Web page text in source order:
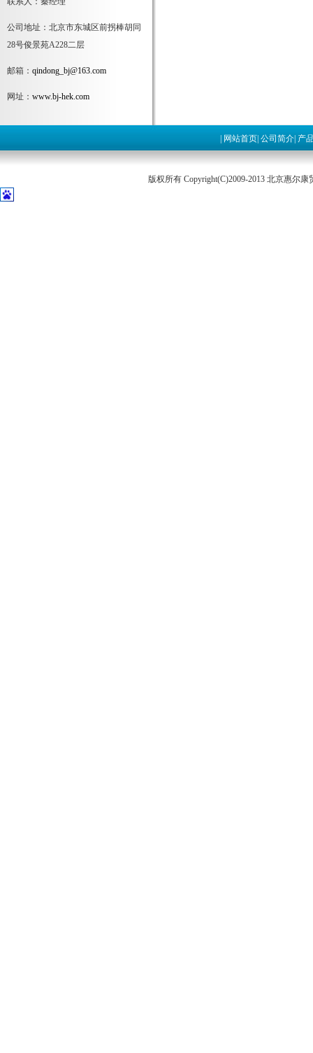
公司地址：北京市东城区前拐棒胡同
28号俊景苑A228二层
邮箱： qindong_bj@163.com
网址： www.bj-hek.com
网站首页| 公司简介| 产
版权所有 Copyright(C)2009-2013 北京惠尔